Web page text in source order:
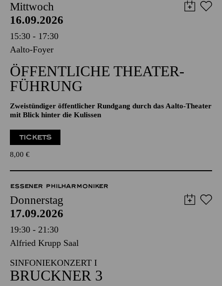
Mittwoch
16.09.2026
15:30 - 17:30
Aalto-Foyer
ÖFFENTLICHE THEATER­
FÜHRUNG
Zweistündiger öffentlicher Rundgang durch das Aalto-Theater
mit Blick hinter die Kulissen
TICKETS
8,00 €
ESSENER PHILHARMONIKER
Donnerstag
17.09.2026
19:30 - 21:30
Alfried Krupp Saal
SINFONIEKONZERT I
BRUCKNER 3